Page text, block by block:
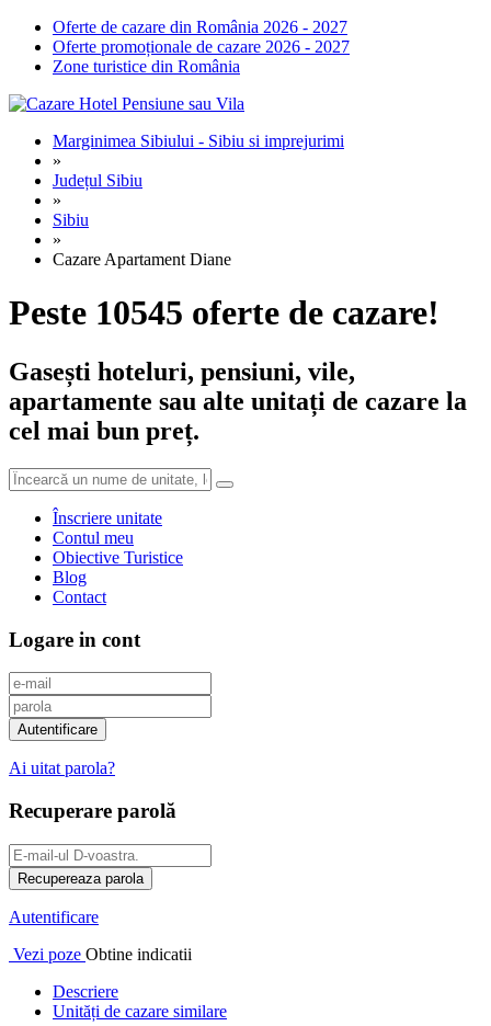
Oferte de cazare din România 2026 - 2027
Oferte promoționale de cazare 2026 - 2027
Zone turistice din România
Marginimea Sibiului - Sibiu si imprejurimi
»
Județul Sibiu
»
Sibiu
»
Cazare Apartament Diane
Peste 10545 oferte de cazare!
Gasești hoteluri, pensiuni, vile,
apartamente sau alte unitați de cazare la
cel mai bun preț.
Înscriere unitate
Contul meu
Obiective Turistice
Blog
Contact
Logare in cont
Ai uitat parola?
Recuperare parolă
Autentificare
Vezi poze Obtine indicatii
Descriere
Unități de cazare similare